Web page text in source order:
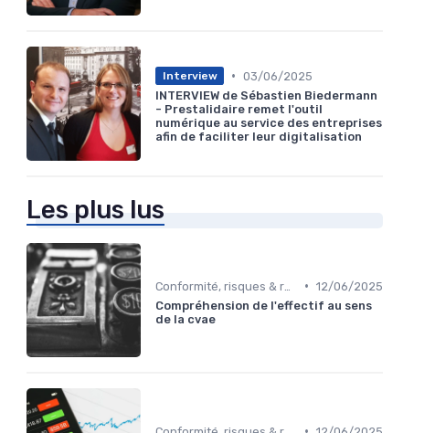
Interview • 03/06/2025
INTERVIEW de Sébastien Biedermann
- Prestalidaire remet l'outil
numérique au service des entreprises
afin de faciliter leur digitalisation
Les plus lus
• 12/06/2025
Compréhension de l'effectif au sens
de la cvae